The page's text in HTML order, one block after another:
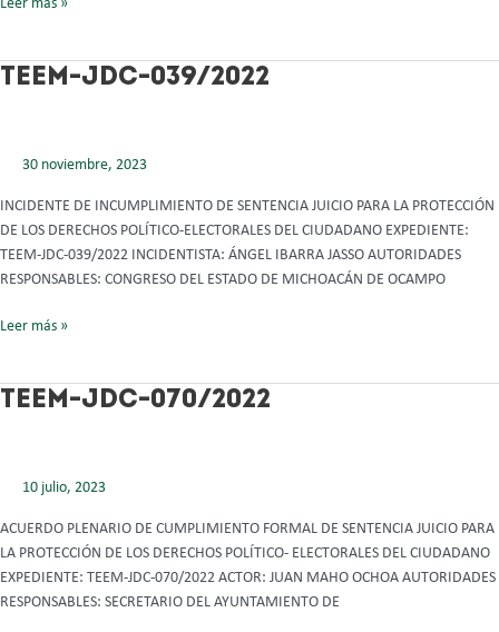
Leer más »
TEEM-JDC-039/2022
30 noviembre, 2023
INCIDENTE DE INCUMPLIMIENTO DE SENTENCIA JUICIO PARA LA PROTECCIÓN
DE LOS DERECHOS POLÍTICO-ELECTORALES DEL CIUDADANO EXPEDIENTE:
TEEM-JDC-039/2022 INCIDENTISTA: ÁNGEL IBARRA JASSO AUTORIDADES
RESPONSABLES: CONGRESO DEL ESTADO DE MICHOACÁN DE OCAMPO
TEEM-
Leer más »
TEEM-JDC-070/2022
10 julio, 2023
ACUERDO PLENARIO DE CUMPLIMIENTO FORMAL DE SENTENCIA JUICIO PARA
LA PROTECCIÓN DE LOS DERECHOS POLÍTICO- ELECTORALES DEL CIUDADANO
EXPEDIENTE: TEEM-JDC-070/2022 ACTOR: JUAN MAHO OCHOA AUTORIDADES
RESPONSABLES: SECRETARIO DEL AYUNTAMIENTO DE
TEEM-